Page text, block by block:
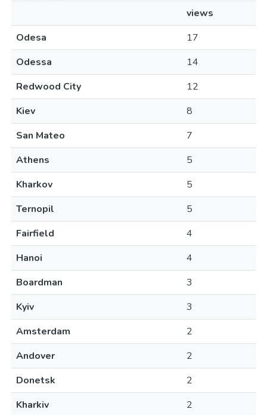
views
Odesa
17
Odessa
14
Redwood City
12
Kiev
8
San Mateo
7
Athens
5
Kharkov
5
Ternopil
5
Fairfield
4
Hanoi
4
Boardman
3
Kyiv
3
Amsterdam
2
Andover
2
Donetsk
2
Kharkiv
2